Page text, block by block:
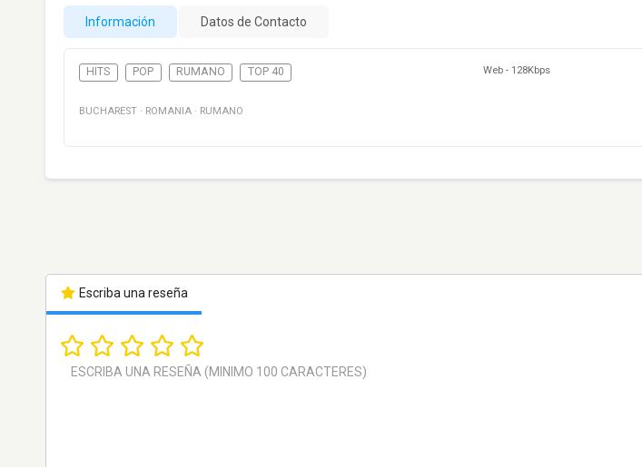
Información Datos de Contacto
HITS POP RUMANO TOP 40 Web - 128Kbps
BUCHAREST · ROMANIA · RUMANO
Escriba una reseña